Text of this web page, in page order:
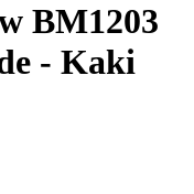
BM1203
- Kaki